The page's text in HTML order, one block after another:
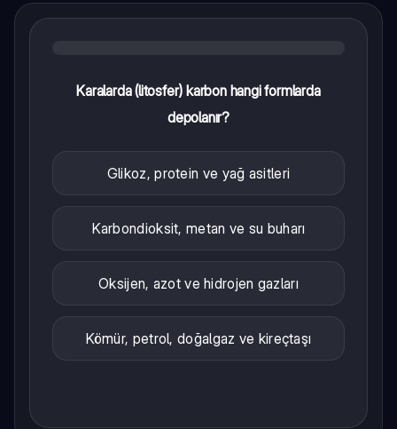
Karalarda (litosfer) karbon hangi formlarda
depolanır?
Glikoz, protein ve yağ asitleri
Karbondioksit, metan ve su buharı
Oksijen, azot ve hidrojen gazları
Kömür, petrol, doğalgaz ve kireçtaşı